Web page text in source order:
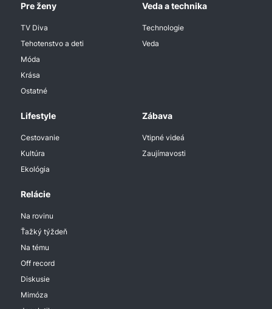
Pre ženy
TV Diva
Tehotenstvo a deti
Móda
Krása
Ostatné
Veda a technika
Technologie
Veda
Lifestyle
Cestovanie
Kultúra
Ekológia
Zábava
Vtipné videá
Zaujímavosti
Relácie
Na rovinu
Ťažký týždeň
Na tému
Off record
Diskusie
Mimóza